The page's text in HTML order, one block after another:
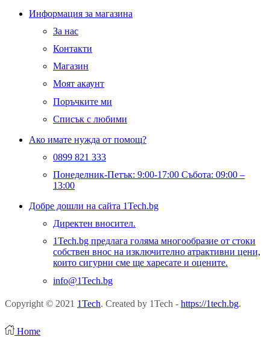
Информация за магазина
За нас
Контакти
Магазин
Моят акаунт
Поръчките ми
Списък с любими
Ако имате нужда от помощ?
0899 821 333
Понеделник-Петък: 9:00-17:00 Събота: 09:00 –
13:00
Добре дошли на сайта 1Tech.bg
Директен вносител.
1Tech.bg предлага голяма многообразие от стоки
собствен внос на изключително атрактивни цени,
които сигурни сме ще харесате и оцените.
info@1Tech.bg
Copyright © 2021 1Tech. Created by 1Tech - https://1tech.bg.
Home